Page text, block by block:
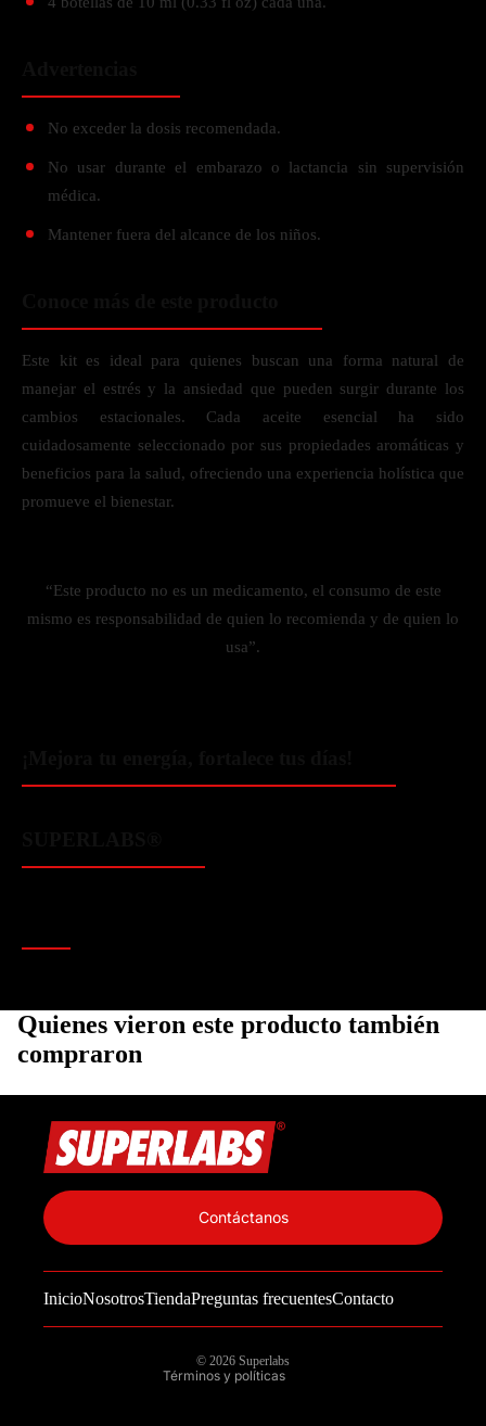
No exceder la dosis recomendada.
No usar durante el embarazo o lactancia sin supervisión
médica.
Mantener fuera del alcance de los niños.
Este kit es ideal para quienes buscan una forma natural de
manejar el estrés y la ansiedad que pueden surgir durante los
cambios estacionales. Cada aceite esencial ha sido
cuidadosamente seleccionado por sus propiedades aromáticas y
beneficios para la salud, ofreciendo una experiencia holística que
promueve el bienestar.
“Este producto no es un medicamento, el consumo de este
mismo es responsabilidad de quien lo recomienda y de quien lo
usa”.
Quienes vieron este producto también
compraron
InicioNosotrosTiendaPreguntas frecuentesContacto
Contáctanos
© 2026 Superlabs
Términos y políticas
Información de contacto
Política de reembolso
Términos del servicio
Política de envío